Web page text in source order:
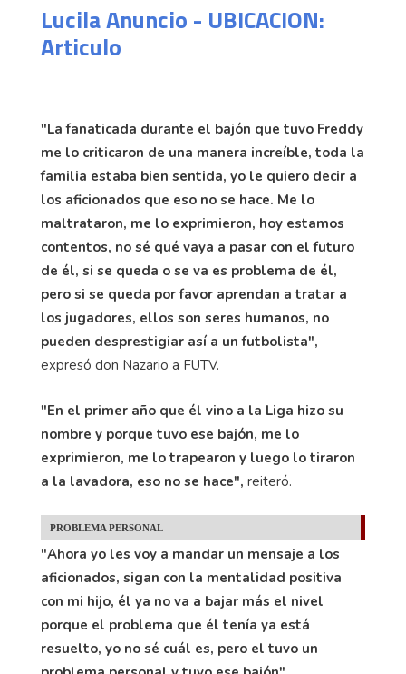
Lucila Anuncio - UBICACION:
Articulo
"La fanaticada durante el bajón que tuvo Freddy
me lo criticaron de una manera increíble, toda la
familia estaba bien sentida, yo le quiero decir a
los aficionados que eso no se hace. Me lo
maltrataron, me lo exprimieron, hoy estamos
contentos, no sé qué vaya a pasar con el futuro
de él, si se queda o se va es problema de él,
pero si se queda por favor aprendan a tratar a
los jugadores, ellos son seres humanos, no
pueden desprestigiar así a un futbolista",
expresó don Nazario a FUTV.
"En el primer año que él vino a la Liga hizo su
nombre y porque tuvo ese bajón, me lo
exprimieron, me lo trapearon y luego lo tiraron
a la lavadora, eso no se hace", reiteró.
PROBLEMA PERSONAL
"Ahora yo les voy a mandar un mensaje a los
aficionados, sigan con la mentalidad positiva
con mi hijo, él ya no va a bajar más el nivel
porque el problema que él tenía ya está
resuelto, yo no sé cuál es, pero el tuvo un